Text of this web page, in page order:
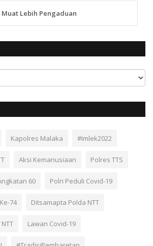
Muat Lebih Pengaduan
Kapolres Malaka #Imlek2022
Aksi Kemanusiaan Polres TTS
60 Polri Peduli Covid-19
74 Ditsamapta Polda NTT
Lawan Covid-19